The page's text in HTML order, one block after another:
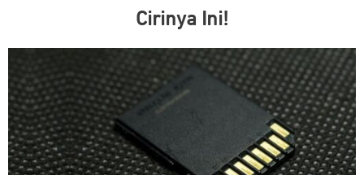
Cirinya Ini!